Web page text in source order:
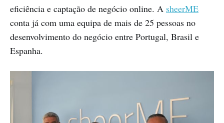
eficiência e captação de negócio online. A sheerME
conta já com uma equipa de mais de 25 pessoas no
desenvolvimento do negócio entre Portugal, Brasil e
Espanha.